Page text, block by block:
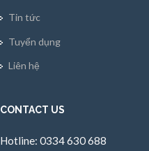
Tin tức
Tuyển dụng
Liên hệ
CONTACT US
Hotline: 0334 630 688